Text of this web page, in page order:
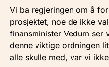
Vi ba regjeringen om å
prosjektet, noe de ikke
finansminister Vedum ser
denne viktige ordningen
alle skulle med, var vi